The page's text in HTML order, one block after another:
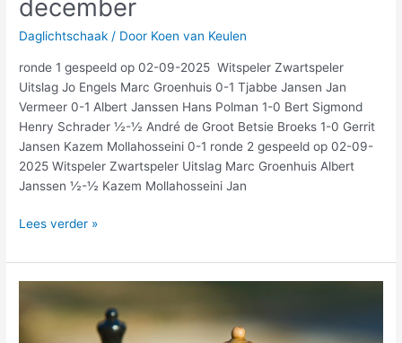
december
Daglichtschaak / Door Koen van Keulen
ronde 1 gespeeld op 02-09-2025 Witspeler Zwartspeler
Uitslag Jo Engels Marc Groenhuis 0-1 Tjabbe Jansen Jan
Vermeer 0-1 Albert Janssen Hans Polman 1-0 Bert Sigmond
Henry Schrader ½-½ André de Groot Betsie Broeks 1-0 Gerrit
Jansen Kazem Mollahosseini 0-1 ronde 2 gespeeld op 02-09-
2025 Witspeler Zwartspeler Uitslag Marc Groenhuis Albert
Janssen ½-½ Kazem Mollahosseini Jan
Lees verder »
eindstand